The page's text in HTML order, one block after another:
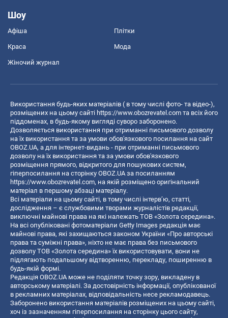
Шоу
Афіша Плітки
Краса Мода
Жіночий журнал
Використання будь-яких матеріалів ( в тому числі фото- та відео-),
розміщених на цьому сайті https://www.obozrevatel.com та всіх його
піддоменах, в будь-якому вигляді суворо заборонено.
Дозволяється використання при отриманні письмового дозволу
на їх використання та за умови обов'язкового посилання на сайт
OBOZ.UA, а для інтернет-видань - при отриманні письмового
дозволу на їх використання та за умови обов'язкового
розміщення прямого, відкритого для пошукових систем,
гіперпосилання на сторінку OBOZ.UA за посиланням
https://www.obozrevatel.com, на якій розміщено оригінальний
матеріал в першому абзаці матеріалу.
Всі матеріали на цьому сайті, в тому числі інтерв’ю, статті,
дослідження – є службовими творами журналістів редакції,
виключні майнові права на які належать ТОВ «Золота середина».
На всі опубліковані фотоматеріали Getty Images редакція має
майнові права, які захищаються законом України «Про авторські
права та суміжні права», ніхто не має права без письмового
дозволу ТОВ «Золота середина» їх використовувати, вони не
підлягають подальшому відтворенню, перекладу, поширенню в
будь-якій формі.
Редакція OBOZ.UA може не поділяти точку зору, викладену в
авторському матеріалі. За достовірність інформації, опублікованої
в рекламних матеріалах, відповідальність несе рекламодавець.
Заборонено використання матеріалів розміщених на цьому сайті,
хоч із зазначенням гіперпосилання на сторінку цього сайту,